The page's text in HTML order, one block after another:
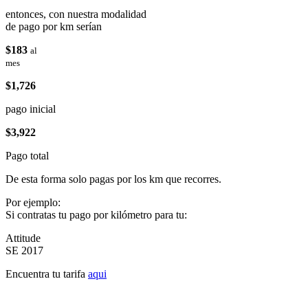
entonces, con nuestra modalidad
de pago por km serían
$183 al
mes
$1,726
pago inicial
$3,922
Pago total
De esta forma solo pagas por los km que recorres.
Por ejemplo:
Si contratas tu pago por kilómetro para tu:
Attitude
SE 2017
Encuentra tu tarifa aqui